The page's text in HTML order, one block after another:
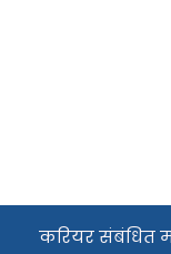
करियर संबंधित